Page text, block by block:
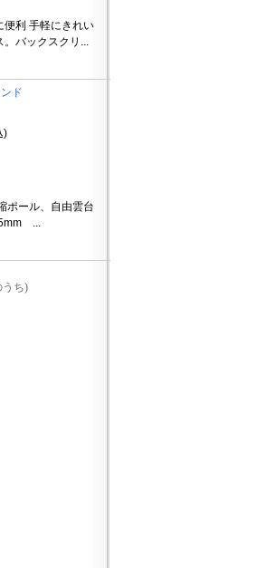
便利 手軽にきれい
バックスクリ...
ド
)
ポール、自由雲台
...
うち)